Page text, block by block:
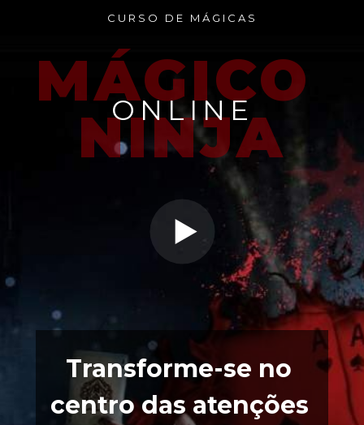
CURSO DE MÁGICAS
MÁGICO
NINJA
ONLINE
Transforme-se no
centro das atenções